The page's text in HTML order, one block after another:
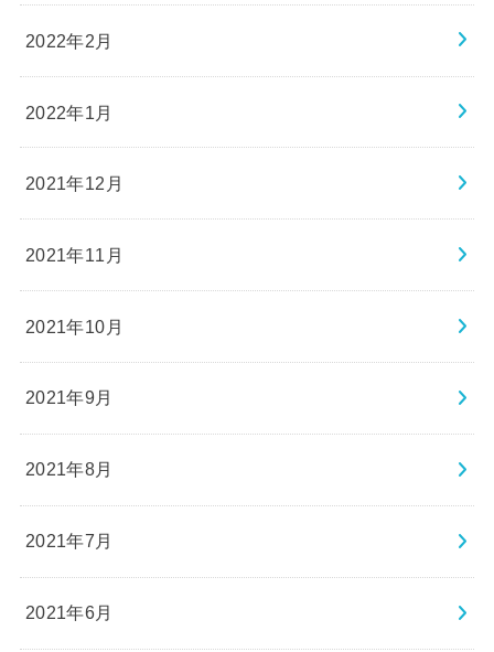
2022年2月
2022年1月
2021年12月
2021年11月
2021年10月
2021年9月
2021年8月
2021年7月
2021年6月